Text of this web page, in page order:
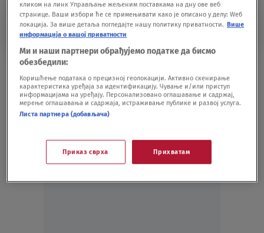
ROMANO PRODI
SVET 24.01.21.
кликом на линк Управљање жељеним поставкама на дну ове веб
странице. Ваши избори ће се примењивати како је описано у делу: Wеб
локација. За више детаља погледајте нашу политику приватности. Више
информација о вашој приватности
Ми и наши партнери обрађујемо податке да бисмо
обезбедили:
Коришћење података о прецизној геолокацији. Активно скенирање
карактеристика уређаја за идентификацију. Чување и/или приступ
информацијама на уређају. Персонализовано оглашавање и садржај,
мерење оглашавања и садржаја, истраживање публике и развој услуга.
Листа партнера (добављача)
Приказ сврха Прихватам